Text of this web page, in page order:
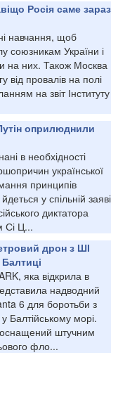
Росія саме зараз
навчання, щоб
союзникам України і
на них. Також Москва
від провалів на полі
на звіт Інституту
оприлюднили
в необхідності
української
принципів
у спільній заяві
диктатора
Сі Ц...
дрон з ШІ
яка відкрила в
надводний
6 для боротьби з
Балтійському морі.
штучним
фло...